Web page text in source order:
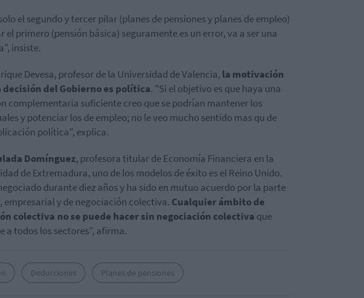
el segundo y tercer pilar (planes de pensiones y planes de empleo)
el primero (pensión básica) seguramente es un error, va a ser una
insiste.
Devesa, profesor de la Universidad de Valencia, la motivación
decisión del Gobierno es política. "Si el objetivo es que haya una
complementaria suficiente creo que se podrían mantener los
y potenciar los de empleo; no le veo mucho sentido mas qu de
política", explica.
Domínguez, profesora titular de Economía Financiera en la
de Extremadura, uno de los modelos de éxito es el Reino Unido.
durante diez años y ha sido en mutuo acuerdo por la parte
empresarial y de negociación colectiva. Cualquier ámbito de
colectiva no se puede hacer sin negociación colectiva que
a todos los sectores", afirma.
Deducciones Planes de pensiones